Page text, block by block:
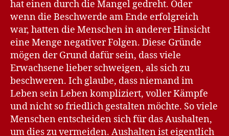
hat einen durch die Mangel gedreht. Oder
wenn die Beschwerde am Ende erfolgreich
war, hatten die Menschen in anderer Hinsicht
eine Menge negativer Folgen. Diese Gründe
mögen der Grund dafür sein, dass viele
Erwachsene lieber schweigen, als sich zu
beschweren. Ich glaube, dass niemand im
Leben sein Leben kompliziert, voller Kämpfe
und nicht so friedlich gestalten möchte. So viele
Menschen entscheiden sich für das Aushalten,
um dies zu vermeiden. Aushalten ist eigentlich